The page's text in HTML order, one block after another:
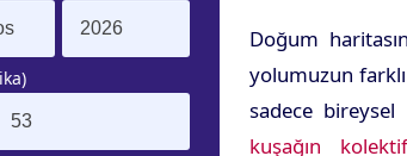
Doğum
yolumuzun
sadece
kuşağın